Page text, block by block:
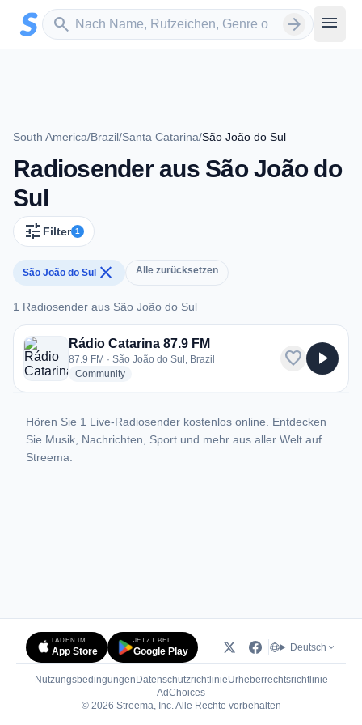
Zum Hauptinhalt springen
search
Sender suchen arrow_forward menu
South America/Brazil/Santa Catarina/São João do Sul
Radiosender aus São João do
Sul
tune Filter 1
São João do Sul close Alle zurücksetzen
1 Radiosender aus São João do Sul
1 Radiosender aus São João do Sul
Rádio Catarina 87.9 FM
87.9 FM · São João do Sul, Brazil
Communityradio stations
favorite play_arrow
Hören Sie 1 Live-Radiosender kostenlos online. Entdecken
Sie Musik, Nachrichten, Sport und mehr aus aller Welt auf
Streema.
LADEN IM
App Store
JETZT BEI
Google Play Deutsch
Nutzungsbedingungen DatenschutzrichtlinieUrheberrechtsrichtlinie
AdChoices(öffnet in neuem Tab)
© 2026 Streema, Inc. Alle Rechte vorbehalten